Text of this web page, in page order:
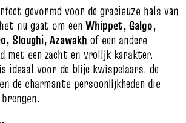
gevormd voor de gracieuze hals van
nu gaat om een Whippet, Galgo,
Sloughi, Azawakh of een andere
met een zacht en vrolijk karakter.
ideaal voor de blije kwispelaars, de
de charmante persoonlijkheden die